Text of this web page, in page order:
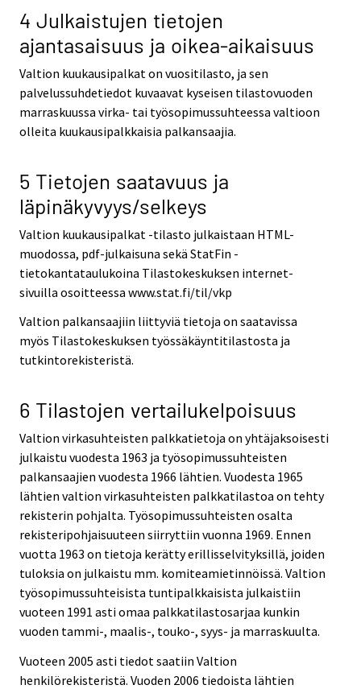
4 Julkaistujen tietojen
ajantasaisuus ja oikea-aikaisuus
Valtion kuukausipalkat on vuositilasto, ja sen
palvelussuhdetiedot kuvaavat kyseisen tilastovuoden
marraskuussa virka- tai työsopimussuhteessa valtioon
olleita kuukausipalkkaisia palkansaajia.
5 Tietojen saatavuus ja
läpinäkyvyys/selkeys
Valtion kuukausipalkat -tilasto julkaistaan HTML-
muodossa, pdf-julkaisuna sekä StatFin -
tietokantataulukoina Tilastokeskuksen internet-
sivuilla osoitteessa www.stat.fi/til/vkp
Valtion palkansaajiin liittyviä tietoja on saatavissa
myös Tilastokeskuksen työssäkäyntitilastosta ja
tutkintorekisteristä.
6 Tilastojen vertailukelpoisuus
Valtion virkasuhteisten palkkatietoja on yhtäjaksoisesti
julkaistu vuodesta 1963 ja työsopimussuhteisten
palkansaajien vuodesta 1966 lähtien. Vuodesta 1965
lähtien valtion virkasuhteisten palkkatilastoa on tehty
rekisterin pohjalta. Työsopimussuhteisten osalta
rekisteripohjaisuuteen siirryttiin vuonna 1969. Ennen
vuotta 1963 on tietoja kerätty erillisselvityksillä, joiden
tuloksia on julkaistu mm. komiteamietinnöissä. Valtion
työsopimussuhteisista tuntipalkkaisista julkaistiin
vuoteen 1991 asti omaa palkkatilastosarjaa kunkin
vuoden tammi-, maalis-, touko-, syys- ja marraskuulta.
Vuoteen 2005 asti tiedot saatiin Valtion
henkilörekisteristä. Vuoden 2006 tiedoista lähtien